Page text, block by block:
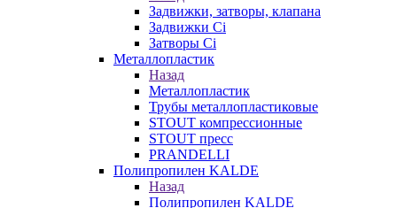
Задвижки, затворы, клапана
Задвижки Ci
Затворы Ci
Металлопластик
Назад
Металлопластик
Трубы металлопластиковые
STOUT компрессионные
STOUT пресс
PRANDELLI
Полипропилен KALDE
Назад
Полипропилен KALDE